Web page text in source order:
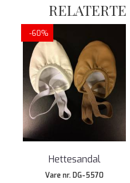
-60%
Hettesandal
Vare nr. DG-5570